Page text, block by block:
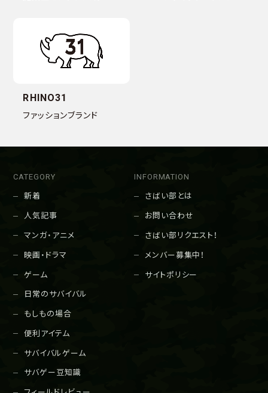
RHINO31
ファッションブランド
CATEGORY
新着
人気記事
マンガ・アニメ
映画・ドラマ
ゲーム
日常のサバイバル
もしもの場合
便利アイテム
サバイバルゲーム
サバゲー豆知識
INFORMATION
さばい部とは
お問い合わせ
さばい部リクエスト！
メンバー募集中！
サイトポリシー